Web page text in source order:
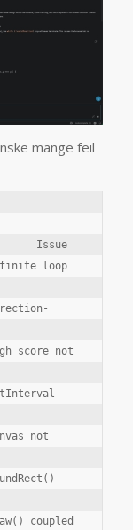
mange feil
#	Severity	Category	Issue